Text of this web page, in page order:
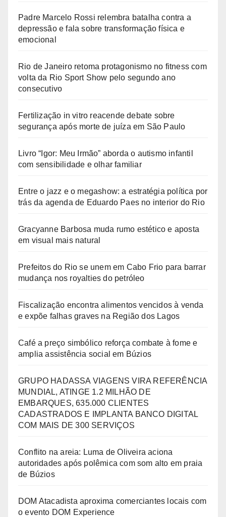
Padre Marcelo Rossi relembra batalha contra a
depressão e fala sobre transformação física e
emocional
Rio de Janeiro retoma protagonismo no fitness com
volta da Rio Sport Show pelo segundo ano
consecutivo
Fertilização in vitro reacende debate sobre
segurança após morte de juíza em São Paulo
Livro “Igor: Meu Irmão” aborda o autismo infantil
com sensibilidade e olhar familiar
Entre o jazz e o megashow: a estratégia política por
trás da agenda de Eduardo Paes no interior do Rio
Gracyanne Barbosa muda rumo estético e aposta
em visual mais natural
Prefeitos do Rio se unem em Cabo Frio para barrar
mudança nos royalties do petróleo
Fiscalização encontra alimentos vencidos à venda
e expõe falhas graves na Região dos Lagos
Café a preço simbólico reforça combate à fome e
amplia assistência social em Búzios
GRUPO HADASSA VIAGENS VIRA REFERÊNCIA
MUNDIAL, ATINGE 1.2 MILHÃO DE
EMBARQUES, 635.000 CLIENTES
CADASTRADOS E IMPLANTA BANCO DIGITAL
COM MAIS DE 300 SERVIÇOS
Conflito na areia: Luma de Oliveira aciona
autoridades após polêmica com som alto em praia
de Búzios
DOM Atacadista aproxima comerciantes locais com
o evento DOM Experience